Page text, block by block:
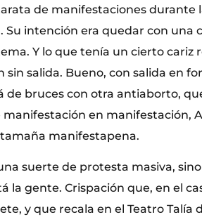
de manifestaciones durante
. Su intención era quedar con una
Y lo que tenía un cierto cariz
salida. Bueno, con salida en
de bruces con otra antiaborto,
manifestación en manifestación,
manifestapena.
suerte de protesta masiva,
la gente. Crispación que, en el
y que recala en el Teatro Talía